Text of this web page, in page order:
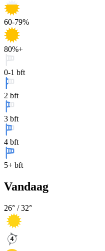
60-79%
80%+
0-1 bft
2 bft
3 bft
4 bft
5+ bft
Vandaag
26° /32°